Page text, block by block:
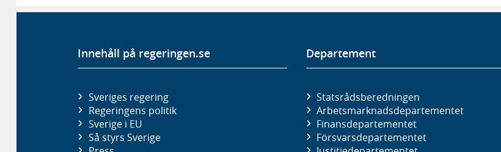
Innehåll på regeringen.se
Sveriges regering
Regeringens politik
Sverige i EU
Så styrs Sverige
Departement
Statsrådsberedningen
Arbetsmarknads­departementet
Finans­departementet
Försvars­departementet